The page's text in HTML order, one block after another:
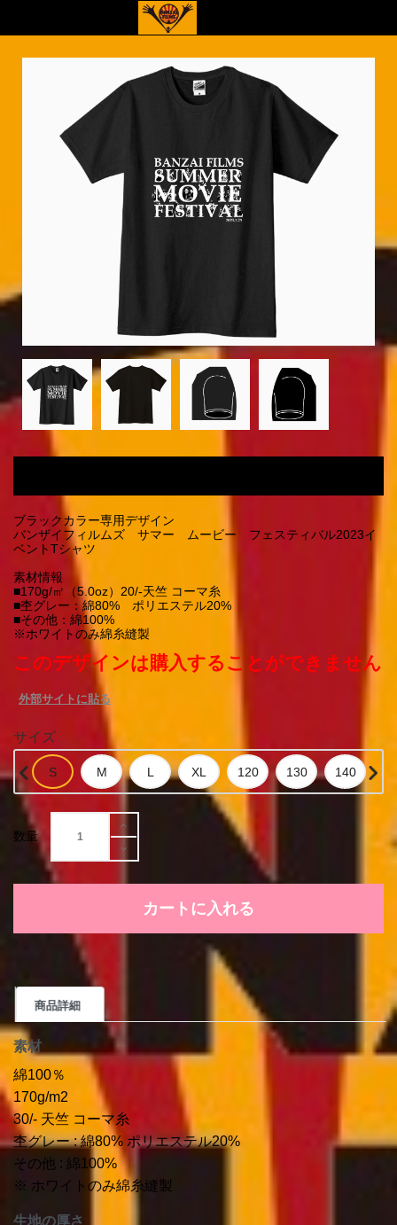
ブラックカラー専用デザイン
バンザイフィルムズ サマー ムービー フェスティバル2023イ
ベントTシャツ
素材情報
■170g/㎡（5.0oz）20/-天竺 コーマ糸
■杢グレー：綿80% ポリエステル20%
■その他：綿100%
※ホワイトのみ綿糸縫製
このデザインは購入することができません
外部サイトに貼る
サイズ
数量
カートに入れる
商品詳細
素材
綿100％
170g/m2
30/- 天竺 コーマ糸
杢グレー : 綿80% ポリエステル20%
その他 : 綿100%
※ ホワイトのみ綿糸縫製
生地の厚さ